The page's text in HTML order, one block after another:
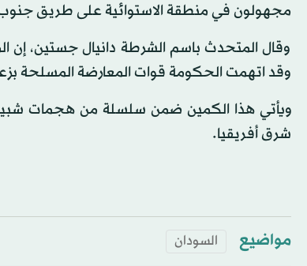
مجهولون في منطقة الاستوائية على طريق جنوب
وقال المتحدث باسم الشرطة دانيال جستين، إن
وقد اتهمت الحكومة قوات المعارضة المسلحة
ويأتي هذا الكمين ضمن سلسلة من هجمات
شرق أفريقيا.
مواضيع السودان